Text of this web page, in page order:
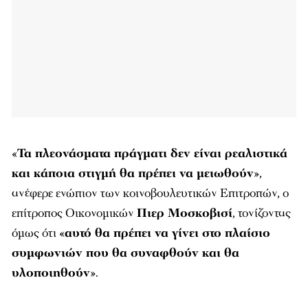
«Τα πλεονάσματα πράγματι δεν είναι ρεαλιστικά
και κάποια στιγμή θα πρέπει να μειωθούν»,
ανέφερε ενώπιον των κοινοβουλευτικών Επιτροπών, ο
επίτροπος Οικονομικών Πιερ Μοσκοβισί, τονίζοντας
όμως ότι «αυτό θα πρέπει να γίνει στο πλαίσιο
συμφωνιών που θα συναφθούν και θα
υλοποιηθούν».